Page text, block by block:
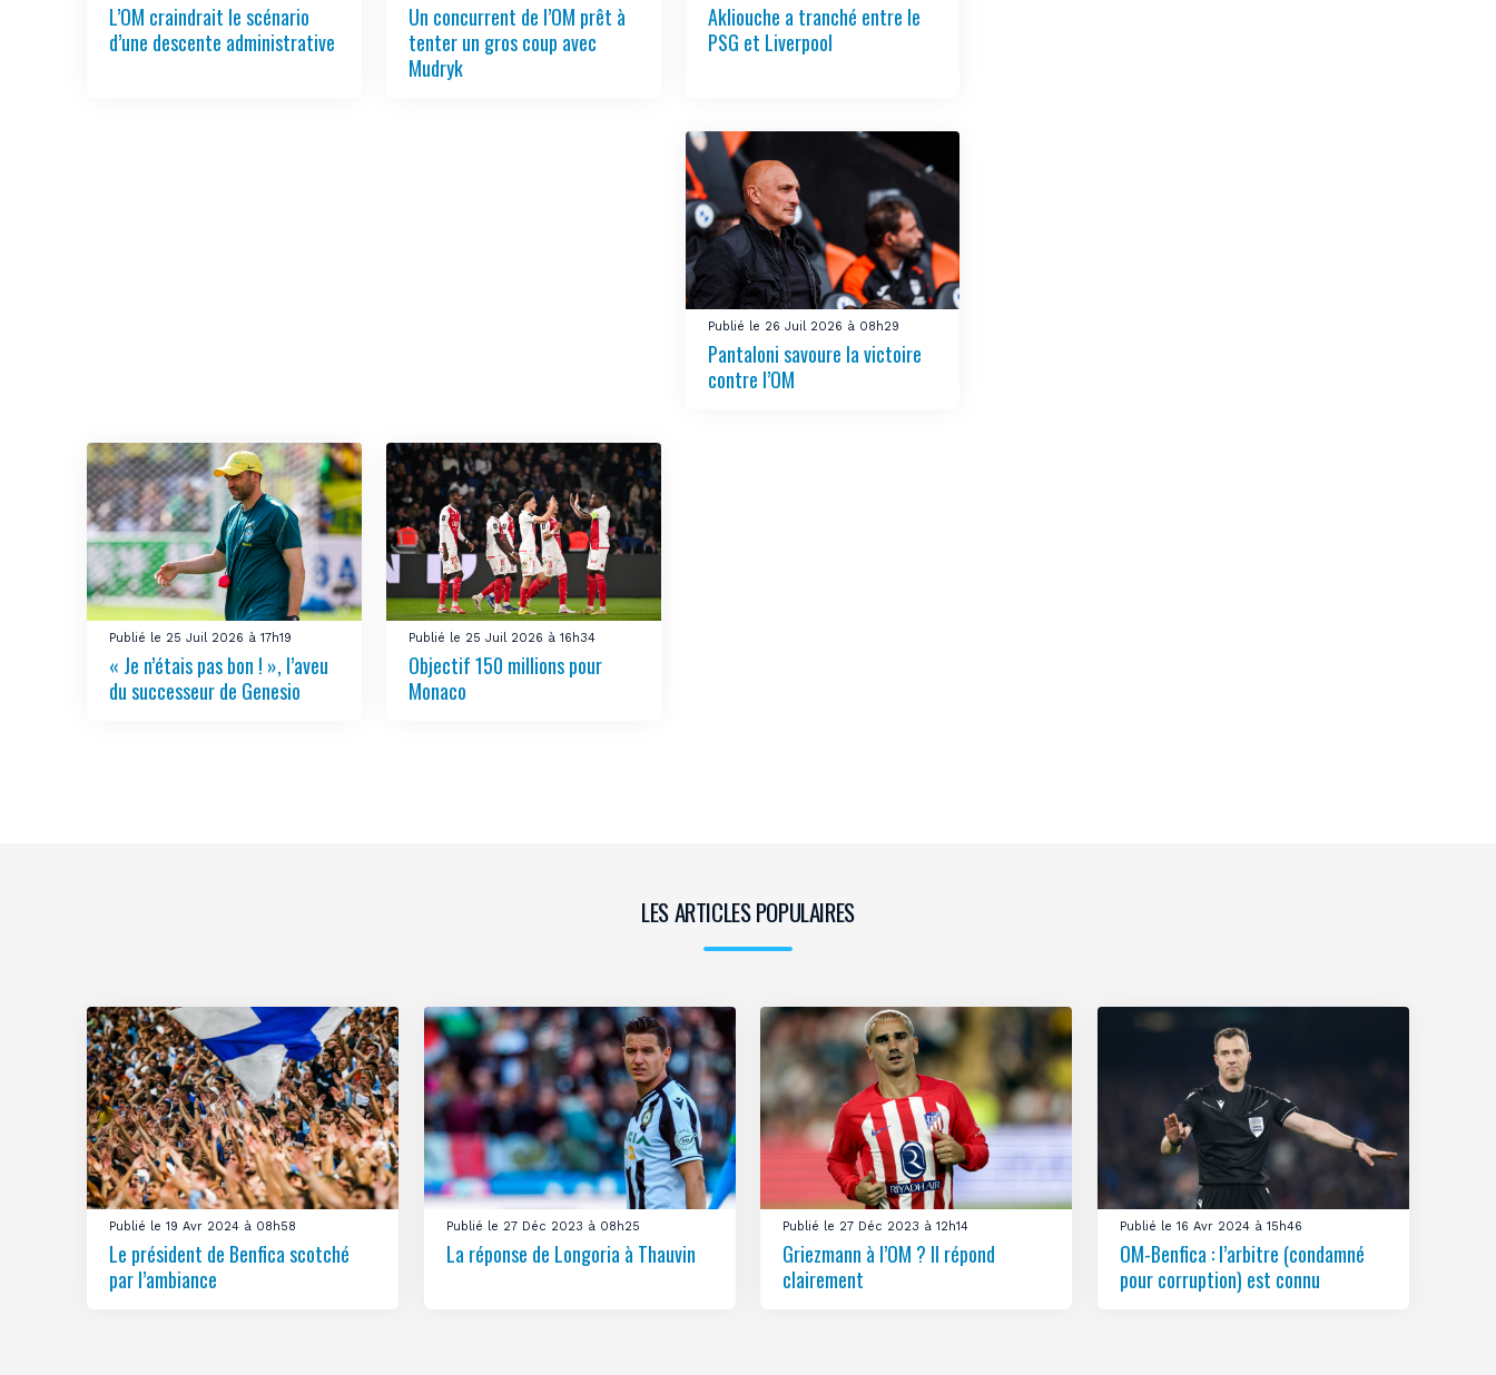
L’OM craindrait le scénario
d’une descente administrative
Un concurrent de l’OM prêt à
tenter un gros coup avec
Mudryk
Akliouche a tranché entre le
PSG et Liverpool
Publié le 26 Juil 2026 à 08h29
Pantaloni savoure la victoire
contre l’OM
Publié le 25 Juil 2026 à 17h19
« Je n’étais pas bon ! », l’aveu
du successeur de Genesio
Publié le 25 Juil 2026 à 16h34
Objectif 150 millions pour
Monaco
LES ARTICLES POPULAIRES
Publié le 19 Avr 2024 à 08h58
Le président de Benfica scotché
par l’ambiance
Publié le 27 Déc 2023 à 08h25
La réponse de Longoria à Thauvin
Publié le 27 Déc 2023 à 12h14
Griezmann à l’OM ? Il répond
clairement
Publié le 16 Avr 2024 à 15h46
OM-Benfica : l’arbitre (condamné
pour corruption) est connu